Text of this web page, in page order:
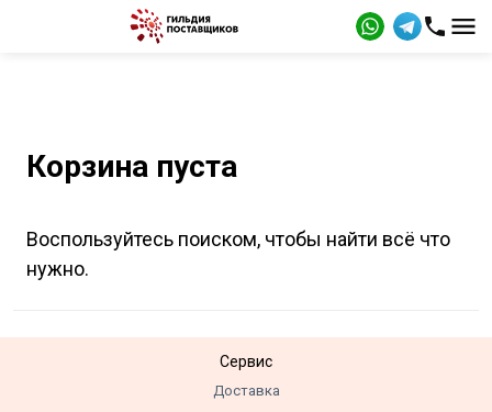
Корзина пуста
Воспользуйтесь поиском, чтобы найти всё что
нужно.
Сервис
Доставка